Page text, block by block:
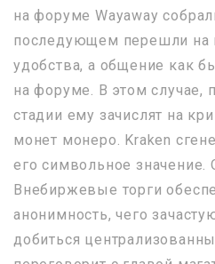
на форуме Wayaway
последующем перешли на
удобства, а общение как
на форуме. В этом случае,
стадии ему зачислят на
монет монеро. Kraken
его символьное значение.
Внебиржевые торги
анонимность, чего
добиться